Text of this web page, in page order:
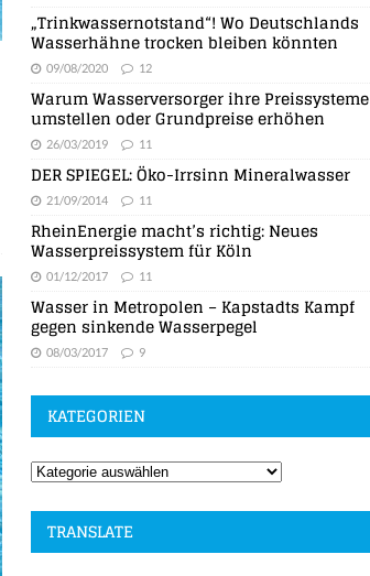
„Trinkwassernotstand“! Wo Deutschlands
Wasserhähne trocken bleiben könnten
09/08/2020 12
Warum Wasserversorger ihre Preissysteme
umstellen oder Grundpreise erhöhen
26/03/2019 11
DER SPIEGEL: Öko-Irrsinn Mineralwasser
21/09/2014 11
RheinEnergie macht’s richtig: Neues
Wasserpreissystem für Köln
01/12/2017 11
Wasser in Metropolen – Kapstadts Kampf
gegen sinkende Wasserpegel
08/03/2017 9
KATEGORIEN
TRANSLATE